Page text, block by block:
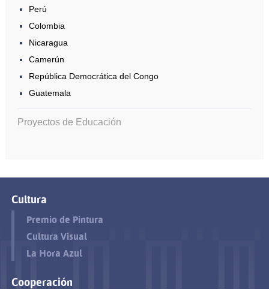
Perú
Colombia
Nicaragua
Camerún
República Democrática del Congo
Guatemala
Proyectos de Educación
Cultura
Premio de Pintura
Cultura Visual
La Hora Azul
Cooperación